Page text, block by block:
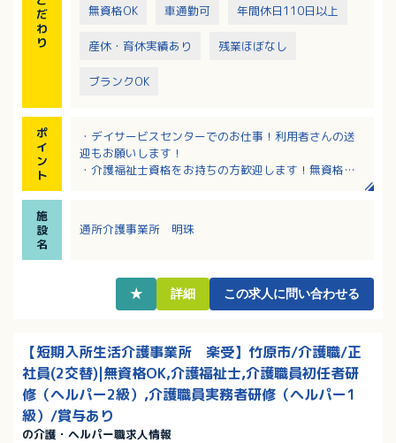
だ
わ
り
無資格OK 車通勤可 年間休日110日以上
産休・育休実績あり 残業ほぼなし
ブランクOK
ポ
イ
ン
ト
・デイサービスセンターでのお仕事！利用者さんの送
迎もお願いします！
・介護福祉士資格をお持ちの方歓迎します！無資格の
日はお休み！）
・長く勤務される職員さんが多く安定的に勤務ができ
施
設
名
通所介護事業所 明珠
★ 詳細 この求人に問い合わせる
【短期入所生活介護事業所 楽受】竹原市/介護職/正
社員(2交替)|無資格OK,介護福祉士,介護職員初任者研
修（ヘルパー2級）,介護職員実務者研修（ヘルパー1
級）/賞与あり
の介護・ヘルパー職求人情報